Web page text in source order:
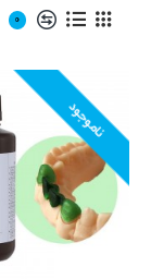
0
ناموجود